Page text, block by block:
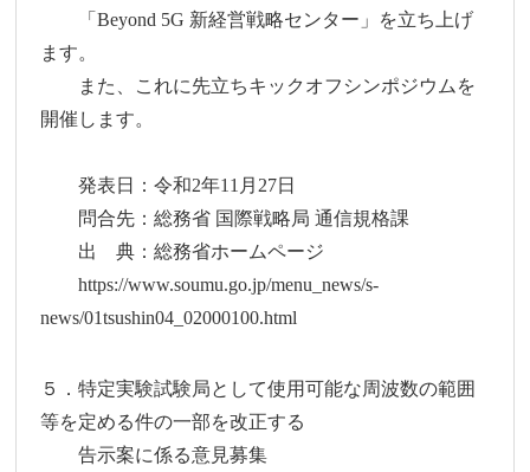
「Beyond 5G 新経営戦略センター」を立ち上げ
ます。
また、これに先立ちキックオフシンポジウムを
開催します。
発表日：令和2年11月27日
問合先：総務省 国際戦略局 通信規格課
出 典：総務省ホームページ
https://www.soumu.go.jp/menu_news/s-
news/01tsushin04_02000100.html
５．特定実験試験局として使用可能な周波数の範囲
等を定める件の一部を改正する
告示案に係る意見募集